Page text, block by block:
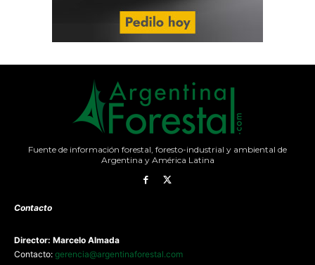
Fuente de información forestal, foresto-industrial y ambiental de
Argentina y América Latina
Contacto
Director: Marcelo Almada
Contacto: gerencia@argentinaforestal.com